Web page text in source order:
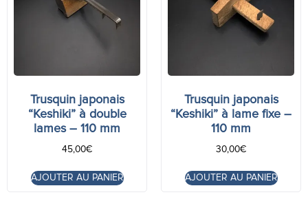
Trusquin japonais
“Keshiki” à double
lames – 110 mm
45,00€
AJOUTER AU PANIER
Trusquin japonais
“Keshiki” à lame fixe –
110 mm
30,00€
AJOUTER AU PANIER